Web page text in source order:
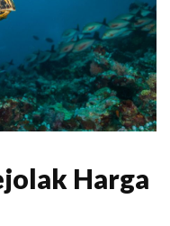
Harga